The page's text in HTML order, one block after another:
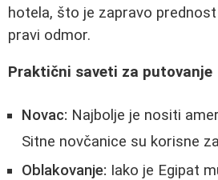
hotela, što je zapravo
pravi odmor.
Praktični saveti za putovanje
Novac: Najbolje je nositi
Sitne novčanice su korisne
Oblakovanje: Iako je Egipat